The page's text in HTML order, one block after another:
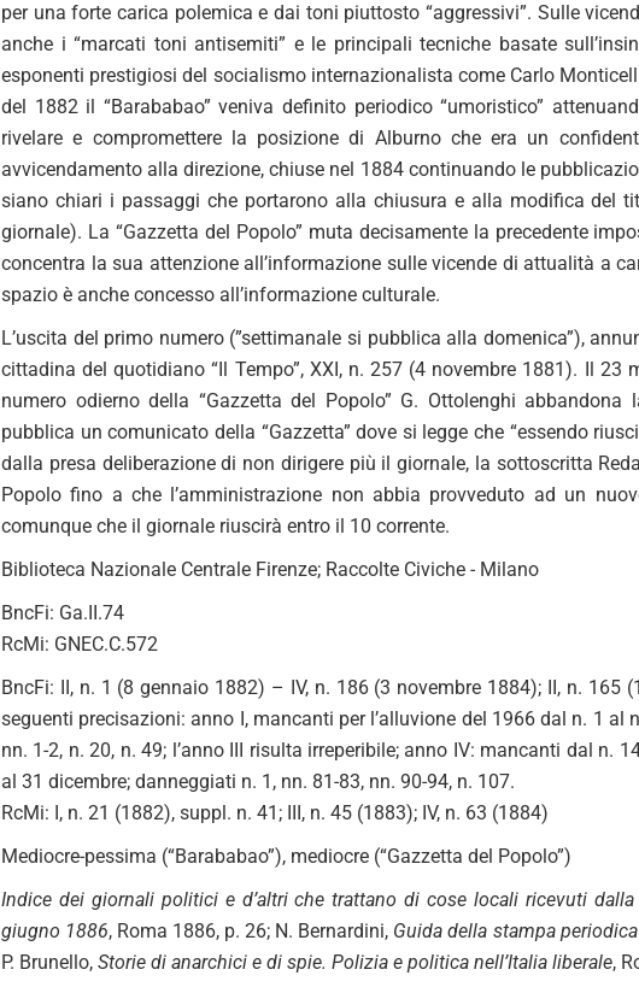
per una forte carica polemica e dai toni piuttosto “aggressivi”. Sulle
anche i “marcati toni antisemiti” e le principali tecniche basate
esponenti prestigiosi del socialismo internazionalista come Carlo
del 1882 il “Barababao” veniva definito periodico “umoristico”
rivelare e compromettere la posizione di Alburno che era un
avvicendamento alla direzione, chiuse nel 1884 continuando le
siano chiari i passaggi che portarono alla chiusura e alla modifica del
giornale). La “Gazzetta del Popolo” muta decisamente la precedente
concentra la sua attenzione all’informazione sulle vicende di attualità a
spazio è anche concesso all’informazione culturale.
L’uscita del primo numero (”settimanale si pubblica alla domenica”),
cittadina del quotidiano “Il Tempo”, XXI, n. 257 (4 novembre 1881). Il 23
numero odierno della “Gazzetta del Popolo” G. Ottolenghi
pubblica un comunicato della “Gazzetta” dove si legge che “essendo
dalla presa deliberazione di non dirigere più il giornale, la sottoscritta
Popolo fino a che l’amministrazione non abbia provveduto ad un
comunque che il giornale riuscirà entro il 10 corrente.
Biblioteca Nazionale Centrale Firenze; Raccolte Civiche - Milano
BncFi: Ga.II.74
RcMi: GNEC.C.572
BncFi: II, n. 1 (8 gennaio 1882) – IV, n. 186 (3 novembre 1884); II, n.
seguenti precisazioni: anno I, mancanti per l’alluvione del 1966 dal n. 1
nn. 1-2, n. 20, n. 49; l’anno III risulta irreperibile; anno IV: mancanti dal n.
al 31 dicembre; danneggiati n. 1, nn. 81-83, nn. 90-94, n. 107.
RcMi: I, n. 21 (1882), suppl. n. 41; III, n. 45 (1883); IV, n. 63 (1884)
Mediocre-pessima (“Barababao”), mediocre (“Gazzetta del Popolo”)
Indice dei giornali politici e d’altri che trattano di cose locali ricevuti
giugno 1886, Roma 1886, p. 26; N. Bernardini, Guida della stampa
P. Brunello, Storie di anarchici e di spie. Polizia e politica nell’Italia liberale,